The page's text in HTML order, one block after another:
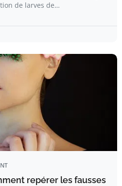
de larves de…
repérer les fausses